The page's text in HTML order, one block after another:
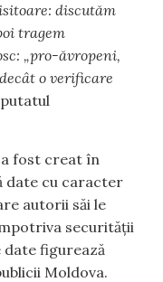
discutăm
tragem
„pro-ăvropeni,
o verificare
fost creat în
date cu caracter
autorii săi le
securității
date figurează
Moldova.